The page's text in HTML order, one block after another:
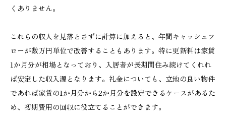
くありません。
これらの収入を見落とさずに計算に加えると、年間キャッシュフ
ローが数万円単位で改善することもあります。特に更新料は家賃
1か月分が相場となっており、入居者が長期間住み続けてくれれ
ば安定した収入源となります。礼金についても、立地の良い物件
であれば家賃の1か月分から2か月分を設定できるケースがあるた
め、初期費用の回収に役立てることができます。